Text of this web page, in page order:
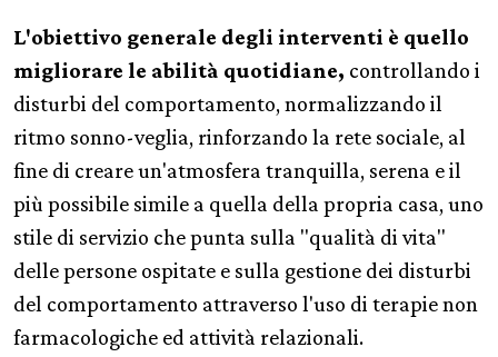
L'obiettivo generale degli interventi è quello
migliorare le abilità quotidiane, controllando i
disturbi del comportamento, normalizzando il
ritmo sonno-veglia, rinforzando la rete sociale, al
fine di creare un'atmosfera tranquilla, serena e il
più possibile simile a quella della propria casa, uno
stile di servizio che punta sulla "qualità di vita"
delle persone ospitate e sulla gestione dei disturbi
del comportamento attraverso l'uso di terapie non
farmacologiche ed attività relazionali.